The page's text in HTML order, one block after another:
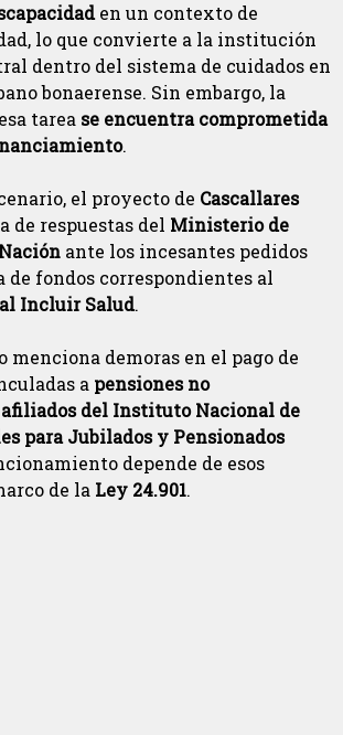
en un contexto de
lo que convierte a la institución
dentro del sistema de cuidados en
bonaerense. Sin embargo, la
tarea se encuentra comprometida
.
el proyecto de Cascallares
de respuestas del Ministerio de
ante los incesantes pedidos
de fondos correspondientes al
Incluir Salud.
menciona demoras en el pago de
a pensiones no
del Instituto Nacional de
para Jubilados y Pensionados
depende de esos
de la Ley 24.901.